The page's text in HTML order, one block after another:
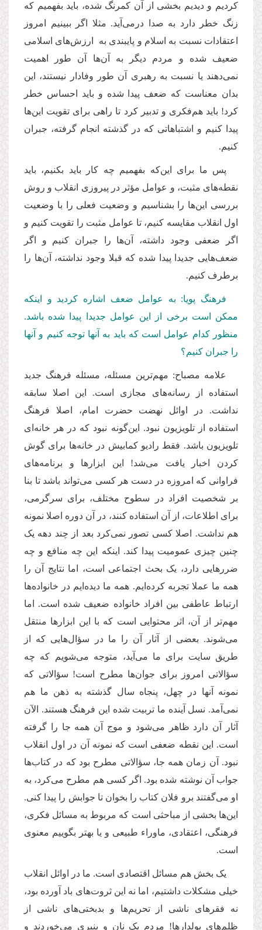
کردیم و دیدیم بخشی از آن کمرنگ شده، باید بفهمیم که
زنگ خطر دارد به صدا درمی‌آید. مثلا اگر ببینیم امروز
اعتقادات نسبت به اسلام و پایبندی به ارزش‌های اسلامی
ضعیف شده و مردم دیگر به آن‌ها آن طور اهمیت
نمی‌دهند یا نسبت به رهبری آن طور وفادار نیستند، این
بدان معناست که ضعف پیدا شده و باید احساس خطر
کرد! باید هم‌فکری و تدبیر کرد تا راهی برای تقویت این‌ها
پیدا کنیم و اشتباهاتی که در گذشته انجام گرفته، جبران
کنیم.
پس ما برای این‌که بفهمیم چه کار باید بکنیم، باید
نقطه‌های مثبت، و عوامل مؤثر در پیروزی انقلاب و روش
بررسی این‌ها را بشناسیم و وضعیت فعلی را با وضعیت
اول انقلاب مقایسه کنیم، تا عوامل مثبت را تقویت کنیم و
اگر ضعفی وجود داشته، آن‌ها را جبران کنیم و اگر
ضعف‌هایی جدیدا پیدا شده که قبلا وجود نداشته، آن‌ها را
برطرف کنیم.
فرهنگ پویا: به عوامل ضعف اشاره کردید و اینکه
ممکن است برخی از این عوامل جدیدا پیدا شده باشد.
منظور کدام عوامل است که باید به آنها توجه کنیم و آنها
را جبران کنیم؟
علامه مصباح: مهم‌ترین مسئله، مسئله فرهنگ جدید
استفاده از رسانه‌های مجازی است. این اصلا سابقه
نداشت. در اوائل نهضت حضرت امام، اصلا فرهنگ
استفاده از تلویزیون نبود. این‌گونه نبود که در هر خانه‌ای
تلویزیون باشد. فقط رادیو کمابیش در خانه‌ها برای گوش
کردن اخبار یافت می‌شد! این ابزارها و برنامه‌های
فراوانی که امروزه در دست هر کسی می‌تواند باشد تا بنا
بر شخصیت افراد در سطوح مختلف، برای سرگرمی،
برای اطلاعات، از آن استفاده کنند، در آن دوره اصلا نمونه
هم نداشت. اصلا کسی تصور نمی‌کرد بعد از چند دهه یک
چنین چیزی عمومیت پیدا کند. اینکه این چه منافع و چه
ضررهایی دارد، یک بحث اجتماعی است، اما نتایج آن را
همه ما عملا تجربه کرده‌ایم. همه ما دیده‌ایم در خانواده‌ها
ارتباط عاطفی بین افراد خانواده ضعیف شده است. اما
مهم‌تر از آن، اثر محتوایی است که با این ابزارها منتقل
می‌شوند. بعضی از آثار آن را ما در سؤال‌هایی که از
طریق سایت برای ما می‌آید، متوجه می‌شویم که چه
سؤالاتی امروز برای جوان‌ها مطرح است! سؤالاتی که
نمونه آنها در چهل، پنجاه سال گذشته به ذهن ما هم
نمی‌آمد. نسل آینده ما تربیت شده این فرهنگ هستند. الآن
آثار آن دارد ظاهر می‌شود و موج آن همه جا را گرفته
است. این نقطه ضعفی است که نمونه آن در اول انقلاب
نبود. آن زمان همه جا، سؤالاتی مطرح بود که در کتاب‌ها
جواب آن نوشته شده بود. اگر کسی هم مطرح می‌کرد، به
او می‌گفتند برو فلان کتاب را بخوان تا جوابش را پیدا کنی.
این‌ها بخشی از مباحثی است که مربوط به مسائل فکری،
فرهنگی، اعتقادی، ماوراء طبیعی و یا بهتر بگوییم معنوی
است.
یک بخش هم مسائل اقتصادی است. ما در اوائل انقلاب
خیلی مشکلات داشتیم، اما نه این ثروت‌های باد آورده بود،
نه فقرهای ناشی از تحریم‌ها و بدبختی‌های ناشی از
ظلم‌های پولدارها! مردم یک نان و پنیری می‌خوردند و